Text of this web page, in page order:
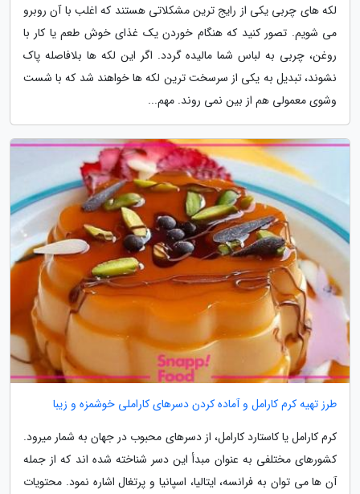
لکه های چربی یکی از رایج ترین مشکلاتی هستند که اغلب با آن روبرو
می شویم. تصور کنید که هنگام خوردن یک غذای خوش طعم یا کار با
روغن، چربی به لباس شما مالیده گردد. اگر این لکه ها بلافاصله پاک
نشوند، تبدیل به یکی از سرسخت ترین لکه ها خواهند شد که با شست
وشوی معمولی هم از بین نمی روند. مهم...
طرز تهیه کرم کارامل و آماده کردن دسرهای کاراملی خوشمزه و زیبا
کرم کارامل یا کاستارد کارامل، از دسرهای محبوب در جهان به شمار میرود.
کشورهای مختلفی به عنوان مبدأ این دسر شناخته شده اند که از جمله
آن ها می توان به فرانسه، ایتالیا، اسپانیا و پرتغال اشاره نمود. محتویات